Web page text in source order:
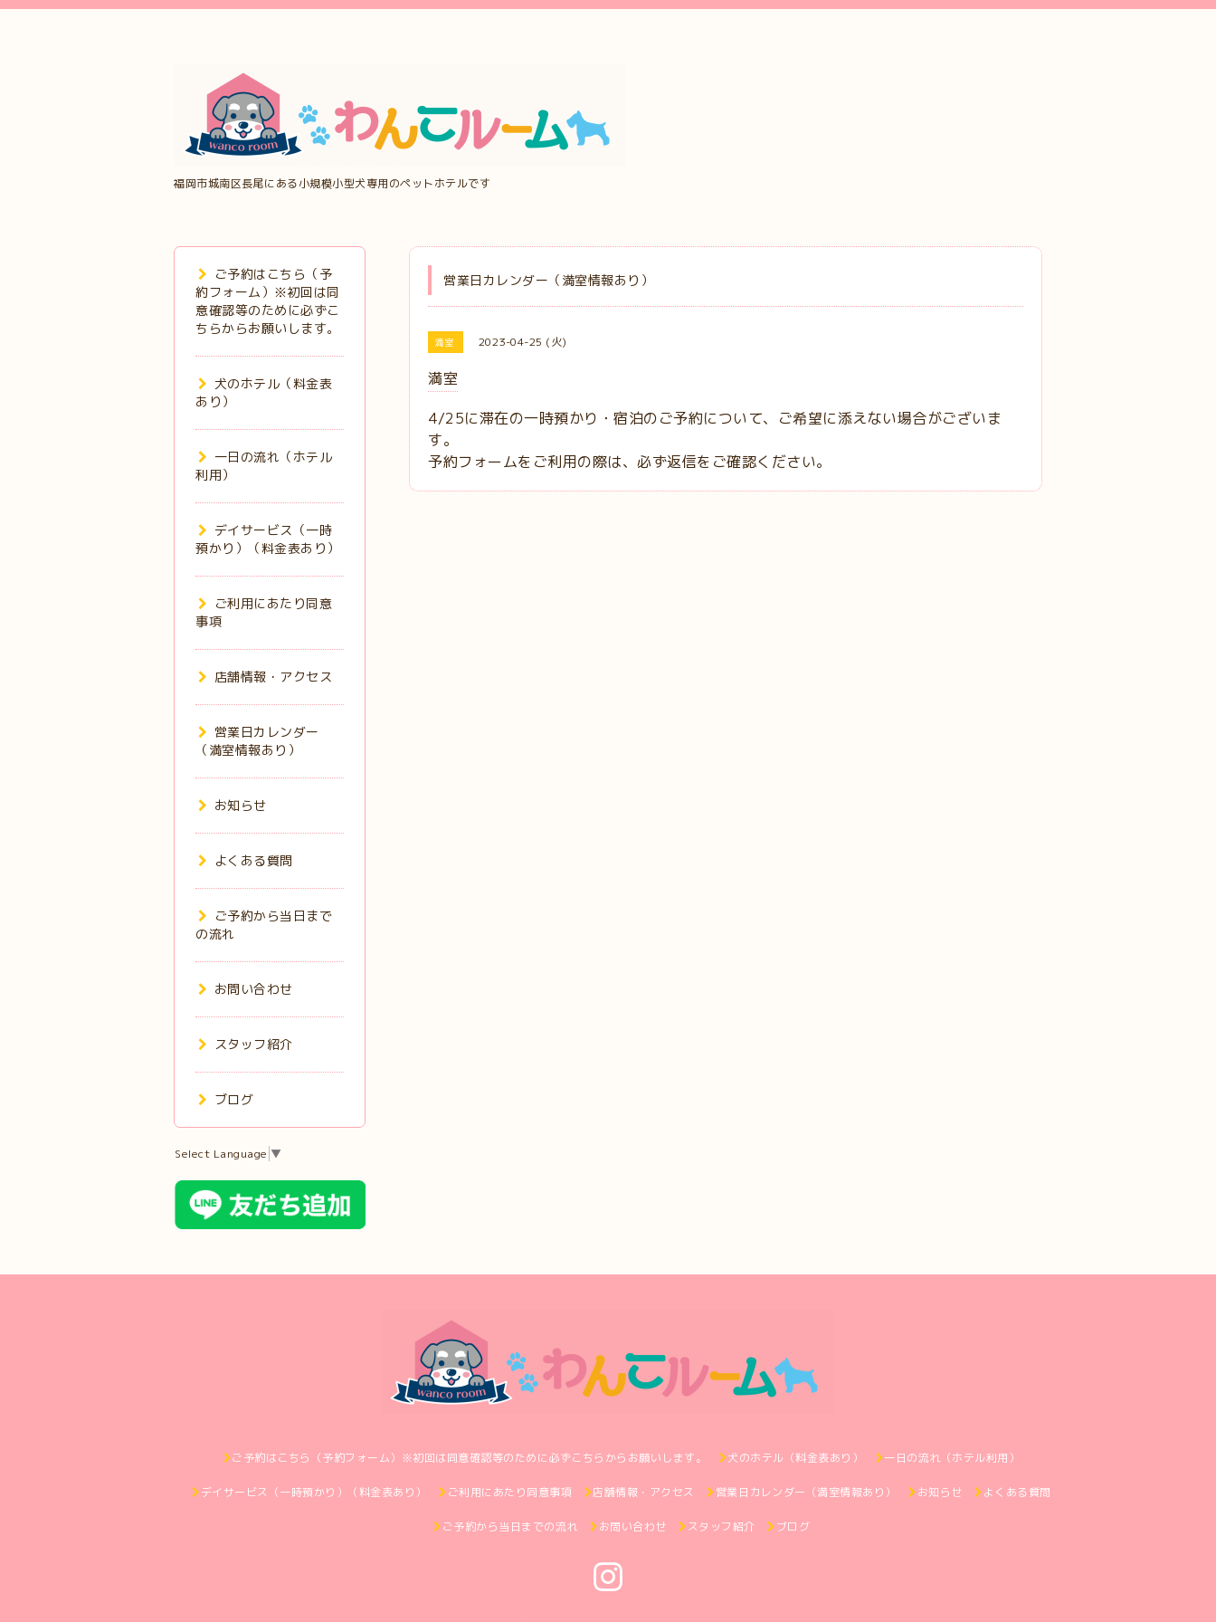
福岡市城南区長尾にある小規模小型犬専用のペットホテルです
営業日カレンダー（満室情報あり）
満室 2023-04-25 (火)
満室
4/25に滞在の一時預かり・宿泊のご予約について、ご希望に添えない場合がございま
す。
予約フォームをご利用の際は、必ず返信をご確認ください。
ご予約はこちら（予
約フォーム）※初回は同
意確認等のために必ずこ
ちらからお願いします。
犬のホテル（料金表
あり）
一日の流れ（ホテル
利用）
デイサービス（一時
預かり）（料金表あり）
ご利用にあたり同意
事項
店舗情報・アクセス
営業日カレンダー
（満室情報あり）
お知らせ
よくある質問
ご予約から当日まで
の流れ
お問い合わせ
スタッフ紹介
ブログ
Select Language ▼
ご予約はこちら（予約フォーム）※初回は同意確認等のために必ずこちらからお願いします。 犬のホテル（料金表あり） 一日の流れ（ホテル利用）
デイサービス（一時預かり）（料金表あり） ご利用にあたり同意事項 店舗情報・アクセス 営業日カレンダー（満室情報あり） お知らせ よくある質問
ご予約から当日までの流れ お問い合わせ スタッフ紹介 ブログ